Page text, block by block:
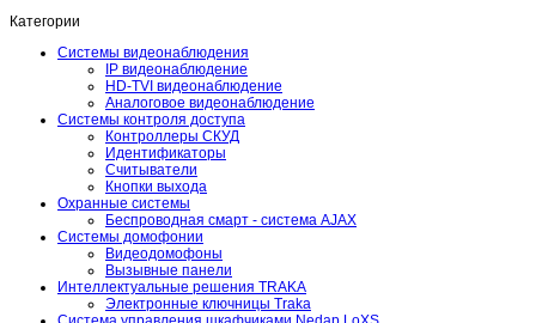
Категории
Системы видеонаблюдения
IP видеонаблюдение
HD-TVI видеонаблюдение
Аналоговое видеонаблюдение
Системы контроля доступа
Контроллеры СКУД
Идентификаторы
Считыватели
Кнопки выхода
Охранные системы
Беспроводная смарт - система AJAX
Системы домофонии
Видеодомофоны
Вызывные панели
Интеллектуальные решения TRAKA
Электронные ключницы Traka